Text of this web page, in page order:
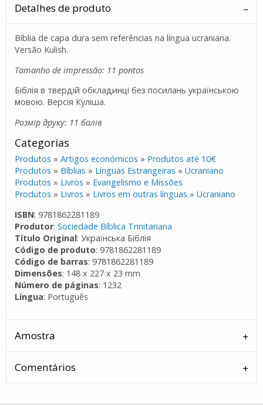
Detalhes de produto
Bíblia de capa dura sem referências na língua ucraniana.
Versão Kulish.
Tamanho de impressão: 11 pontos
Біблія в твердій обкладинці без посилань українською
мовою. Версія Куліша.
Розмір друку: 11 балів
Categorias
Produtos »Artigos económicos » Produtos até 10€
Produtos » Bíblias » Línguas Estrangeiras »Ucraniano
Produtos » Livros » Evangelismo e Missões
Produtos » Livros » Livros em outras línguas »Ucraniano
ISBN: 9781862281189
Produtor:Sociedade Bíblica Trinitariana
Título Original: Українська Біблія
Código de produto: 9781862281189
Código de barras: 9781862281189
Dimensões: 148 x 227 x 23 mm
Número de páginas: 1232
Língua: Português
Amostra
Comentários